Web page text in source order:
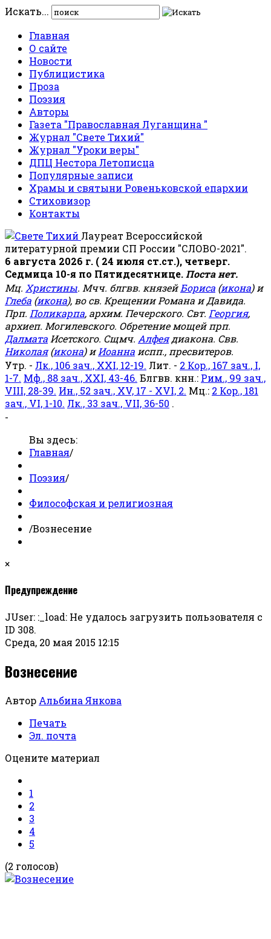
Искать...
Главная
О сайте
Новости
Публицистика
Проза
Поэзия
Авторы
Газета "Православная Луганщина "
Журнал "Свете Тихий"
Журнал "Уроки веры"
ДПЦ Нестора Летописца
Популярные записи
Храмы и святыни Ровеньковской епархии
Стиховизор
Контакты
Лауреат Всероссийской
литературной премии СП России "СЛОВО-2021".
6 августа 2026 г. ( 24 июля ст.ст.), четверг.
Седмица 10-я по Пятидесятнице. Поста нет.
Мц. Христины. Мчч. блгвв. князейБориса (икона) и
Глеба (икона), во св. Крещении Романа и Давида.
Прп. Поликарпа, архим. Печерского. Свт. Георгия,
архиеп. Могилевского. Обретение мощей прп.
Далмата Исетского. Сщмч. Алфеядиакона. Свв.
Николая(икона) иИоанна испп., пресвитеров.
Утр. - Лк., 106 зач., XXI, 12-19. Лит. - 2 Кор., 167 зач., I,
1-7. Мф., 88 зач., XXI, 43-46. Блгвв. кнн.: Рим., 99 зач.,
VIII, 28-39. Ин., 52 зач., XV, 17 - XVI, 2. Мц.: 2 Кор., 181
зач., VI, 1-10. Лк., 33 зач., VII, 36-50 .
-
Вы здесь:
Главная/
Поэзия/
Философская и религиозная
/Вознесение
×
Предупреждение
JUser: :_load: Не удалось загрузить пользователя с
ID 308.
Среда, 20 мая 2015 12:15
Вознесение
Автор Альбина Янкова
Печать
Эл. почта
Оцените материал
1
2
3
4
5
(2 голосов)